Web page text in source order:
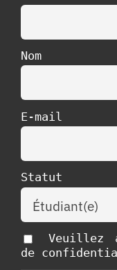
Nom
E-mail
Statut
Veuillez
de